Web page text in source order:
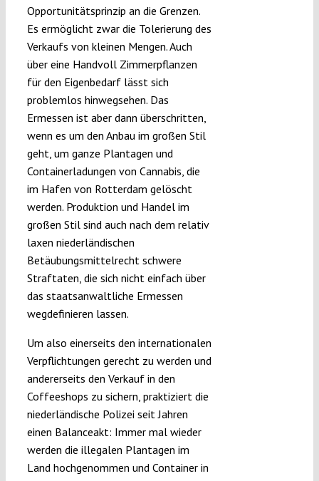
Opportunitätsprinzip an die Grenzen.
Es ermöglicht zwar die Tolerierung des
Verkaufs von kleinen Mengen. Auch
über eine Handvoll Zimmerpflanzen
für den Eigenbedarf lässt sich
problemlos hinwegsehen. Das
Ermessen ist aber dann überschritten,
wenn es um den Anbau im großen Stil
geht, um ganze Plantagen und
Containerladungen von Cannabis, die
im Hafen von Rotterdam gelöscht
werden. Produktion und Handel im
großen Stil sind auch nach dem relativ
laxen niederländischen
Betäubungsmittelrecht schwere
Straftaten, die sich nicht einfach über
das staatsanwaltliche Ermessen
wegdefinieren lassen.
Um also einerseits den internationalen
Verpflichtungen gerecht zu werden und
andererseits den Verkauf in den
Coffeeshops zu sichern, praktiziert die
niederländische Polizei seit Jahren
einen Balanceakt: Immer mal wieder
werden die illegalen Plantagen im
Land hochgenommen und Container in